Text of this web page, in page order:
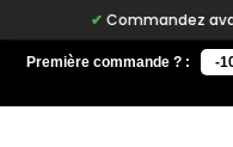
Commandez avant
Première commande ? : -